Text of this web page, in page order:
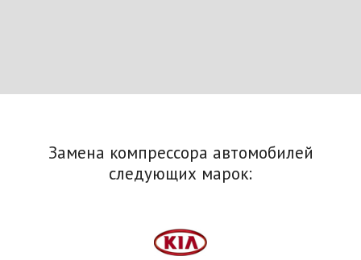
Замена компрессора автомобилей
следующих марок: